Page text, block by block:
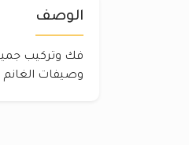
الوصف
فك وتركيب جميع
وصيفات الغانم